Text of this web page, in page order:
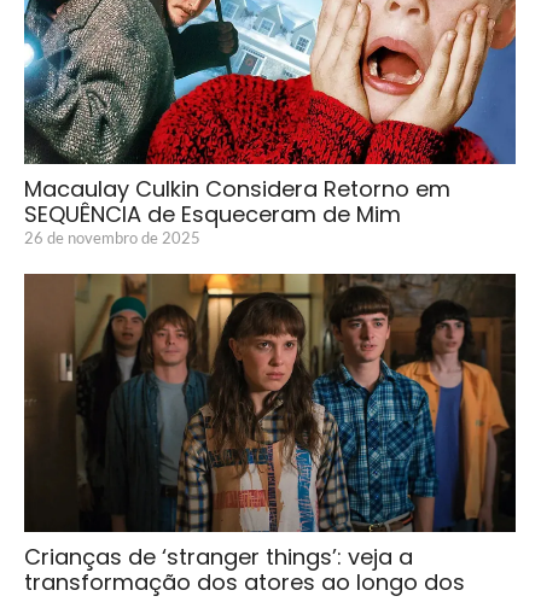
Macaulay Culkin Considera Retorno em
SEQUÊNCIA de Esqueceram de Mim
26 de novembro de 2025
Crianças de ‘stranger things’: veja a
transformação dos atores ao longo dos